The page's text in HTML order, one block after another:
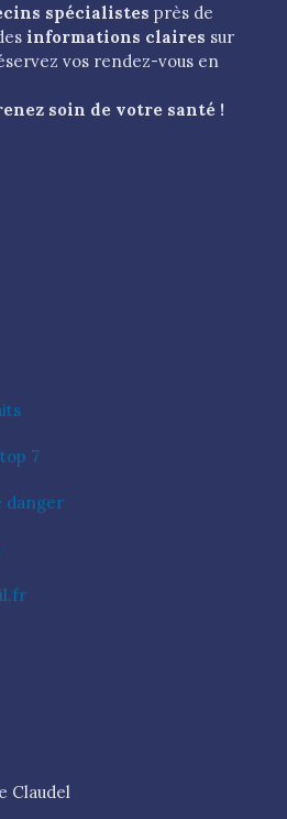
spécialistes près de
informations claires sur
vos rendez-vous en
soin de votre santé !
7
danger
Claudel